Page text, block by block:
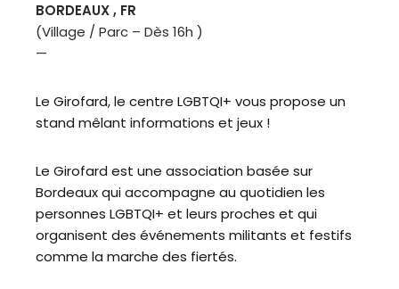
BORDEAUX , FR
(Village / Parc – Dès 16h )
—
Le Girofard, le centre LGBTQI+ vous propose un
stand mêlant informations et jeux !
Le Girofard est une association basée sur
Bordeaux qui accompagne au quotidien les
personnes LGBTQI+ et leurs proches et qui
organisent des événements militants et festifs
comme la marche des fiertés.